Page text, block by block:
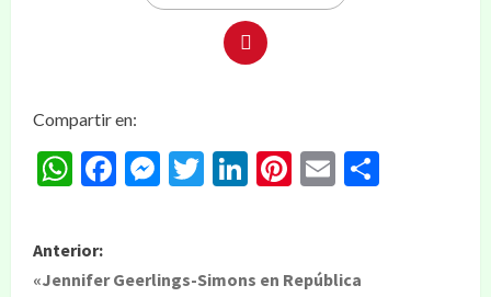
Compartir en:
WhatsApp
Facebook
Messenger
Twitter
LinkedIn
Pinterest
Email
Anterior:
«Jennifer Geerlings-Simons en República